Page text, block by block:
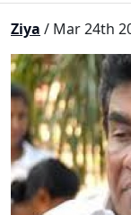
Ziya / Mar 24th